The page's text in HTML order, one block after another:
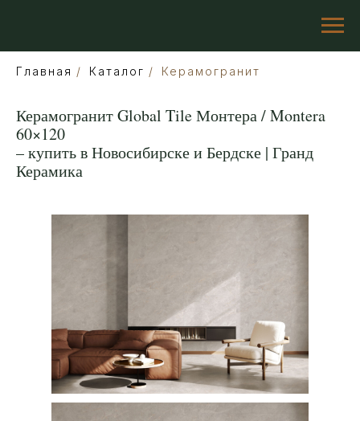
Главная / Каталог / Керамогранит
Керамогранит Global Tile Монтера / Montera
60×120
– купить в Новосибирске и Бердске | Гранд
Керамика